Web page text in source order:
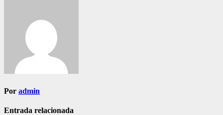
Por admin
Entrada relacionada